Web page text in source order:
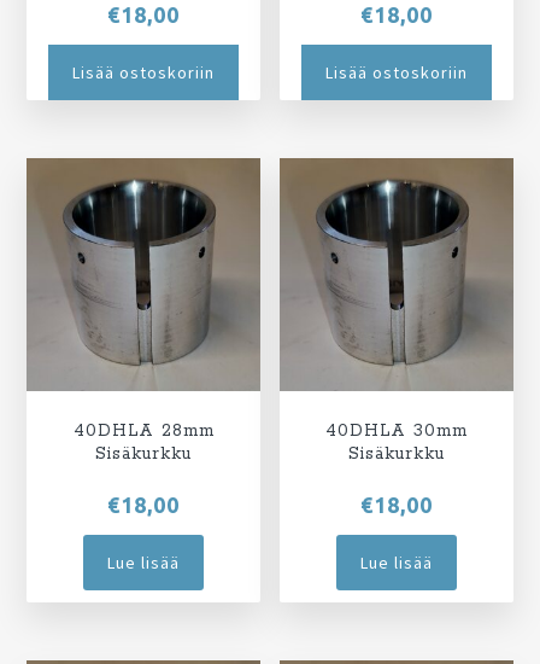
€18,00
Lisää ostoskoriin
€18,00
Lisää ostoskoriin
40DHLA 28mm
Sisäkurkku
€18,00
Lue lisää
40DHLA 30mm
Sisäkurkku
€18,00
Lue lisää